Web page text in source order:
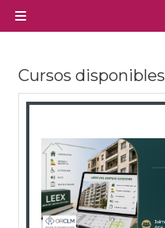
Cursos disponibles